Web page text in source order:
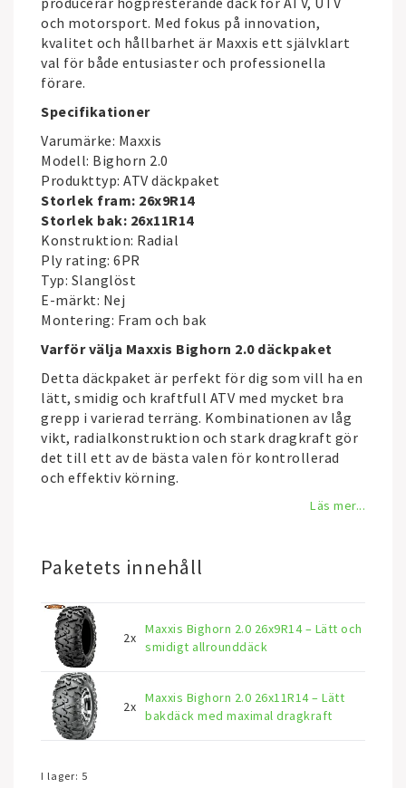
och motorsport. Med fokus på innovation,
kvalitet och hållbarhet är Maxxis ett självklart
val för både entusiaster och professionella
förare.
Specifikationer
Varumärke: Maxxis
Modell: Bighorn 2.0
Produkttyp: ATV däckpaket
Storlek fram: 26x9R14
Storlek bak: 26x11R14
Konstruktion: Radial
Ply rating: 6PR
Typ: Slanglöst
E-märkt: Nej
Montering: Fram och bak
Varför välja Maxxis Bighorn 2.0 däckpaket
Detta däckpaket är perfekt för dig som vill ha en
lätt, smidig och kraftfull ATV med mycket bra
grepp i varierad terräng. Kombinationen av låg
vikt, radialkonstruktion och stark dragkraft gör
det till ett av de bästa valen för kontrollerad
och effektiv körning.
Läs mer...
Paketets innehåll
2x
Maxxis Bighorn 2.0 26x9R14 – Lätt och
smidigt allrounddäck
2x
Maxxis Bighorn 2.0 26x11R14 – Lätt
bakdäck med maximal dragkraft
I lager: 5